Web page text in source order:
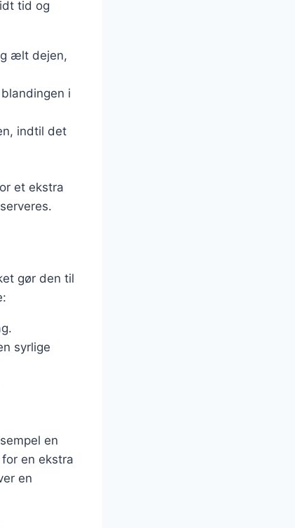
tid og
ælt dejen,
i
indtil det
et ekstra
gør den til
syrlige
en
en ekstra
en